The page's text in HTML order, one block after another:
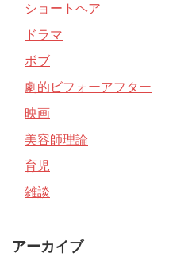
ショートヘア
ドラマ
ボブ
劇的ビフォーアフター
映画
美容師理論
育児
雑談
アーカイブ